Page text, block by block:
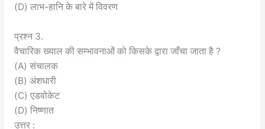
(D) लाभ-हानि के बारे में विवरण
प्रश्न 3.
वैचारिक ख्याल की सम्भावनाओं को किसके द्वारा जाँचा जाता है ?
(A) संचालक
(B) अंशधारी
(C) एडवोकेट
(D) निष्णात
उत्तर :